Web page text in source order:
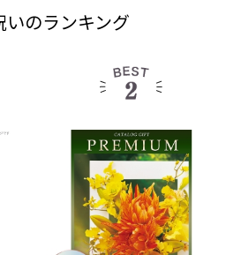
いのランキング